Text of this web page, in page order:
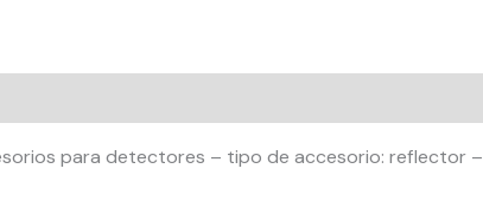
para detectores – tipo de accesorio: reflector –